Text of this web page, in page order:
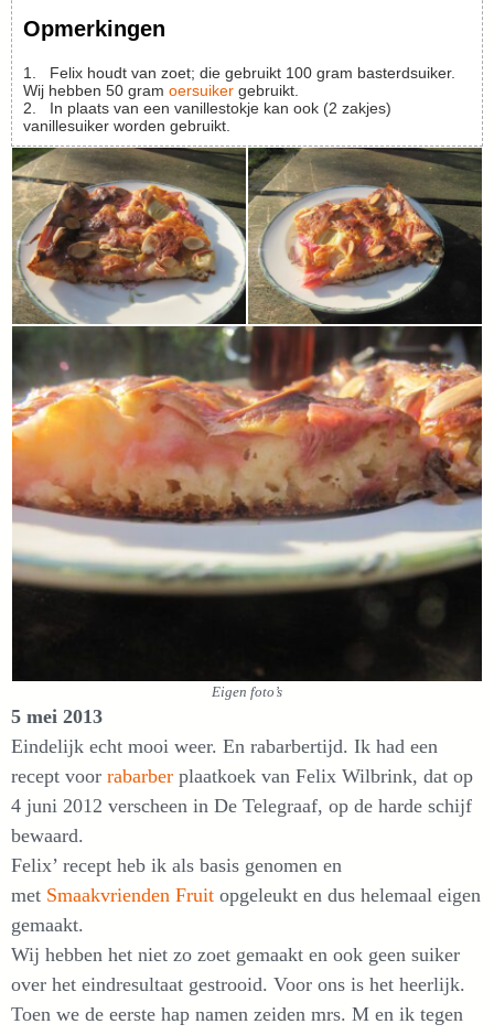
Opmerkingen
1. Felix houdt van zoet; die gebruikt 100 gram basterdsuiker.
Wij hebben 50 gram oersuiker gebruikt.
2. In plaats van een vanillestokje kan ook (2 zakjes)
vanillesuiker worden gebruikt.
Eigen foto’s
5 mei 2013
Eindelijk echt mooi weer. En rabarbertijd. Ik had een
recept voor rabarber plaatkoek van Felix Wilbrink, dat op
4 juni 2012 verscheen in De Telegraaf, op de harde schijf
bewaard.
Felix’ recept heb ik als basis genomen en
met Smaakvrienden Fruit opgeleukt en dus helemaal eigen
gemaakt.
Wij hebben het niet zo zoet gemaakt en ook geen suiker
over het eindresultaat gestrooid. Voor ons is het heerlijk.
Toen we de eerste hap namen zeiden mrs. M en ik tegen